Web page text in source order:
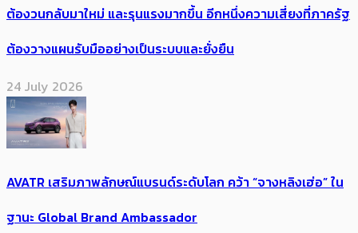
ต้อง​วนกลับมาใหม่ และรุนแรงมากขึ้น อีกหนึ่งความเสี่ยงที่ภาครัฐ
ต้องวางแผนรับมืออย่างเป็นระบบและยั่งยืน
24 July 2026
AVATR เสริมภาพลักษณ์แบรนด์ระดับโลก คว้า “จางหลิงเฮ่อ” ใน
ฐานะ Global Brand Ambassador